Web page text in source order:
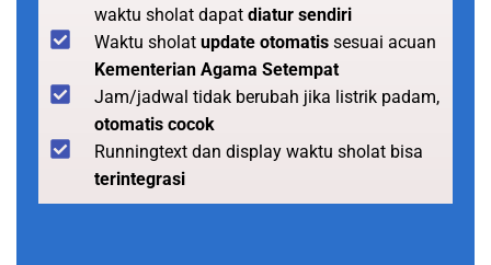
waktu sholat dapat diatur sendiri
Waktu sholat update otomatis sesuai acuan
Kementerian Agama Setempat
Jam/jadwal tidak berubah jika listrik padam,
otomatis cocok
Runningtext dan display waktu sholat bisa
terintegrasi